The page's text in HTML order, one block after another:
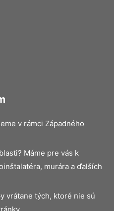
v rámci Západného
Máme pre vás k
murára a ďalších
vrátane tých, ktoré nie sú